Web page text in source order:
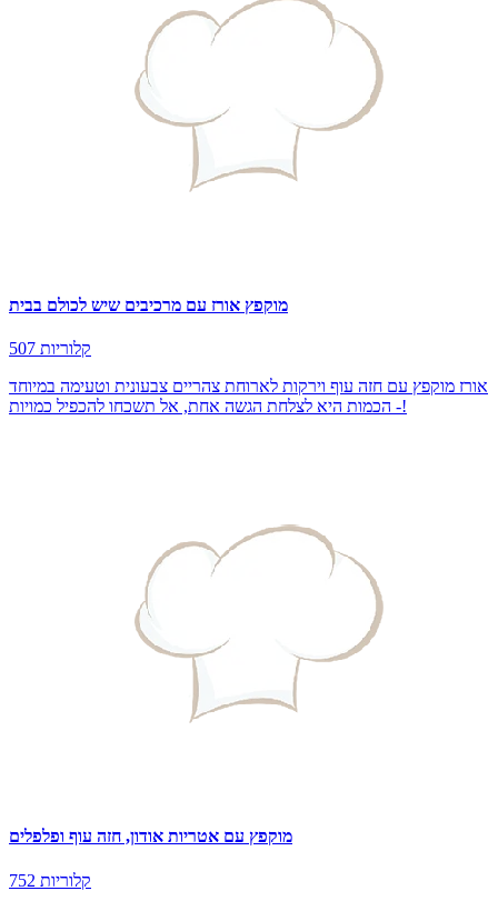
מוקפץ אורז עם מרכיבים שיש לכולם בבית
507 קלוריות
אורז מוקפץ עם חזה עוף וירקות לארוחת צהריים צבעונית וטעימה במיוחד
- הכמות היא לצלחת הגשה אחת, אל תשכחו להכפיל כמויות!
מוקפץ עם אטריות אודון, חזה עוף ופלפלים
752 קלוריות